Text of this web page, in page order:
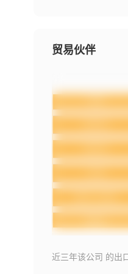
贸易伙伴
近三年该公司 的出